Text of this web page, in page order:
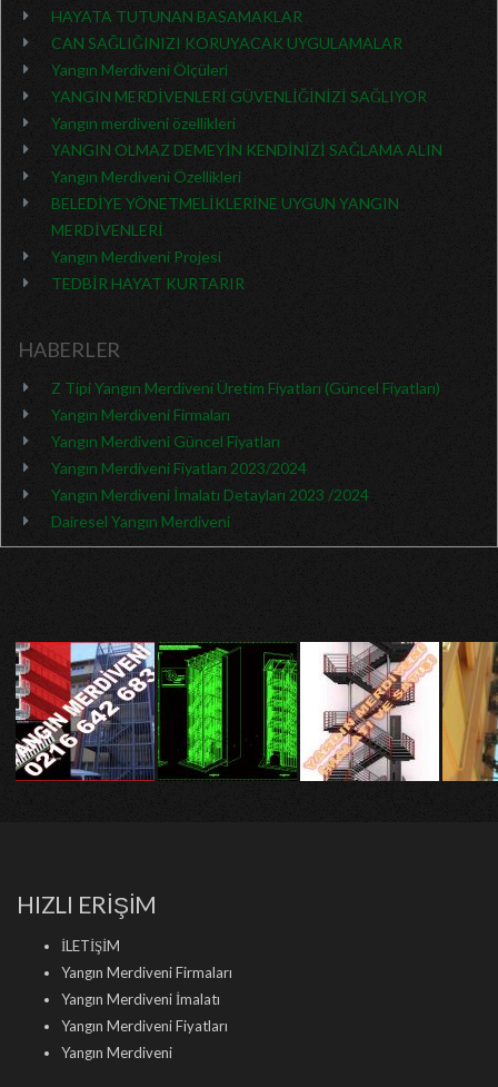
HAYATA TUTUNAN BASAMAKLAR
CAN SAĞLIĞINIZI KORUYACAK UYGULAMALAR
Yangın Merdiveni Ölçüleri
YANGIN MERDİVENLERİ GÜVENLİĞİNİZİ SAĞLIYOR
Yangın merdiveni özellikleri
YANGIN OLMAZ DEMEYİN KENDİNİZİ SAĞLAMA ALIN
Yangın Merdiveni Özellikleri
BELEDİYE YÖNETMELİKLERİNE UYGUN YANGIN
MERDİVENLERİ
Yangın Merdiveni Projesi
TEDBİR HAYAT KURTARIR
HABERLER
Z Tipi Yangın Merdiveni Üretim Fiyatları (Güncel Fiyatları)
Yangın Merdiveni Firmaları
Yangın Merdiveni Güncel Fiyatları
Yangın Merdiveni Fiyatları 2023/2024
Yangın Merdiveni İmalatı Detayları 2023 /2024
Dairesel Yangın Merdiveni
HIZLI ERİŞİM
İLETİŞİM
Yangın Merdiveni Firmaları
Yangın Merdiveni İmalatı
Yangın Merdiveni Fiyatları
Yangın Merdiveni